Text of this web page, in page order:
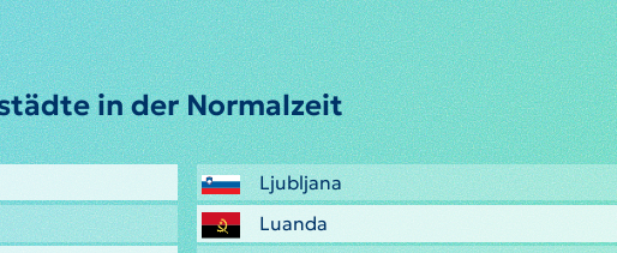
in der Normalzeit
Ljubljana
Luanda